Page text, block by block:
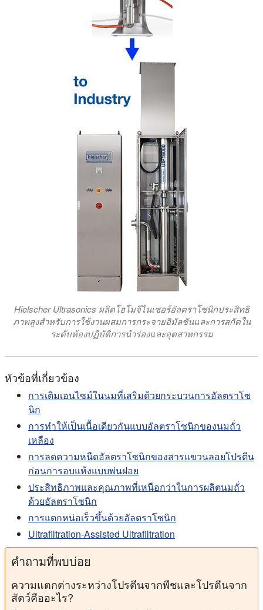
Hielscher Ultrasonics ผลิตโฮโมจีไนเซอร์อัลตราโซนิกประสิทธิ
ภาพสูงสําหรับการใช้งานผสมการกระจายอิมัลชันและการสกัดใน
ระดับห้องปฏิบัติการนําร่องและอุตสาหกรรม
หัวข้อที่เกี่ยวข้อง
การเติมเอนไซม์ในนมที่เสริมด้วยกระบวนการอัลตราโซ
นิก
การทําให้เป็นเนื้อเดียวกันแบบอัลตราโซนิกของนมถั่ว
เหลือง
การลดความหนืดอัลตราโซนิกของสารแขวนลอยโปรตีน
ก่อนการอบแห้งแบบพ่นฝอย
ประสิทธิภาพและคุณภาพที่เหนือกว่าในการผลิตนมถั่ว
ด้วยอัลตราโซนิก
การแตกหน่อเร็วขึ้นด้วยอัลตราโซนิก
Ultrafiltration-Assisted Ultrafiltration
คําถามที่พบบ่อย
ความแตกต่างระหว่างโปรตีนจากพืชและโปรตีนจาก
สัตว์คืออะไร?